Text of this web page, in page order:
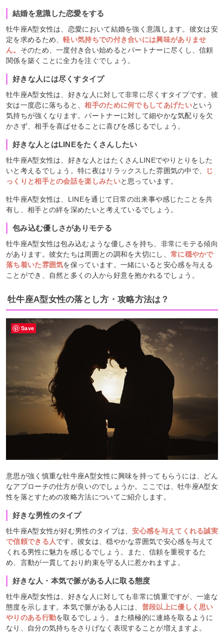
結婚を意識した恋愛をする
牡牛座A型女性は、恋愛において結婚を強く意識します。彼女は安
定を求めるため、軽い気持ちでの付き合いには興味がありませ
ん。 そのため、一度付き合い始めるとパートナーに尽くし、信頼
関係を築くことに全力を注ぐでしょう。
好きな人には尽くすタイプ
牡牛座A型女性は、好きな人に対して非常に尽くすタイプです。彼
女は一度恋に落ちると、相手のために何でもしてあげたいという
気持ちが強くなります。パートナーに対して細やかな気配りを欠
かさず、相手を喜ばせることに喜びを感じるでしょう。
好きな人とはLINEをたくさんしたい
牡牛座A型女性は、好きな人とはたくさんLINEでやりとりをした
いと考えるでしょう。特に夜はリラックスした雰囲気の中で、
じ
っくりと相手との会話を楽しみたいと思っています。
牡牛座A型女性は、LINEを通じて日常の出来事や感じたことを共
有し、相手との絆を深めたいと考えているでしょう。
包み込む優しさがありモテる
牡牛座A型女性は包み込むような優しさを持ち、非常にモテる傾向
があります。彼女たちは周囲との調和を大切にし、 常に穏やかで
落ち着いた雰囲気を保っています。一緒にいると安心感を与える
ことができ、自然と多くの人から好意を抱かれるでしょう。
牡牛座A型女性の落とし方・攻略方法は？
意思が強く慎重な牡牛座A型女性に興味を持ってもらうには、どん
なアプローチの仕方が良いのでしょうか。ここでは、牡牛座A型女
性を落とすための攻略方法についてご紹介します。
好きな男性のタイプ
牡牛座A型女性が好む男性のタイプは、安心感を与えてくれる誠実
で信頼できる人です。彼女は、穏やかな雰囲気で安心感を与えて
くれる男性に魅力を感じるでしょう。また、信頼を重視するた
め、言動が一貫しており約束を守る人に惹かれますよ。
好きな人・本気で脈がある人に取る態度
牡牛座A型女性は、好きな人に対しても非常に慎重ですが、一途な
態度を示します。本気で脈がある人には、 普段以上に優しく思い
やりのある行動を取るでしょう。また積極的に連絡を取るように
なり、自分の気持ちをさりげなく表現することが増えますよ。
Save